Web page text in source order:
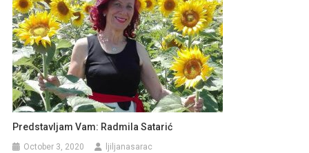
Predstavljam Vam: Radmila Satarić
October 3, 2020 ljiljanasarac